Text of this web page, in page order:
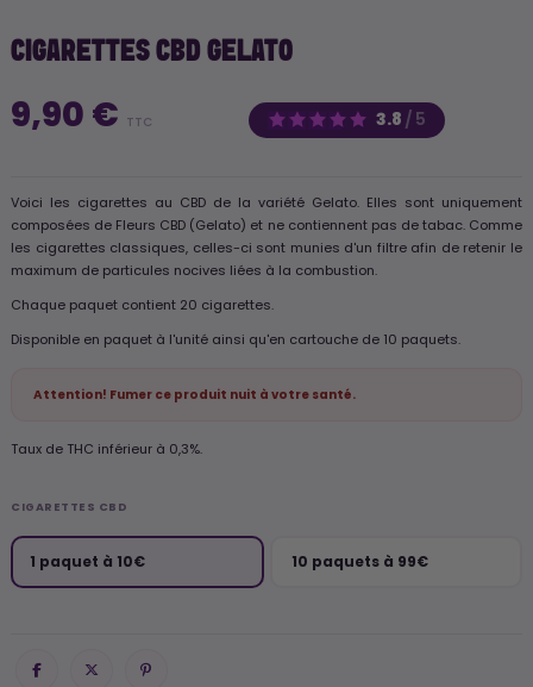
CIGARETTES CBD GELATO
3.8 / 5
9,90 € TTC
Voici les cigarettes au CBD de la variété Gelato. Elles sont uniquement
composées de Fleurs CBD (Gelato) et ne contiennent pas de tabac. Comme
les cigarettes classiques, celles-ci sont munies d'un filtre afin de retenir le
maximum de particules nocives liées à la combustion.
Chaque paquet contient 20 cigarettes.
Disponible en paquet à l'unité ainsi qu'en cartouche de 10 paquets.
Attention! Fumer ce produit nuit à votre santé.
Taux de THC inférieur à 0,3%.
CIGARETTES CBD
1 paquet à 10€ 10 paquets à 99€